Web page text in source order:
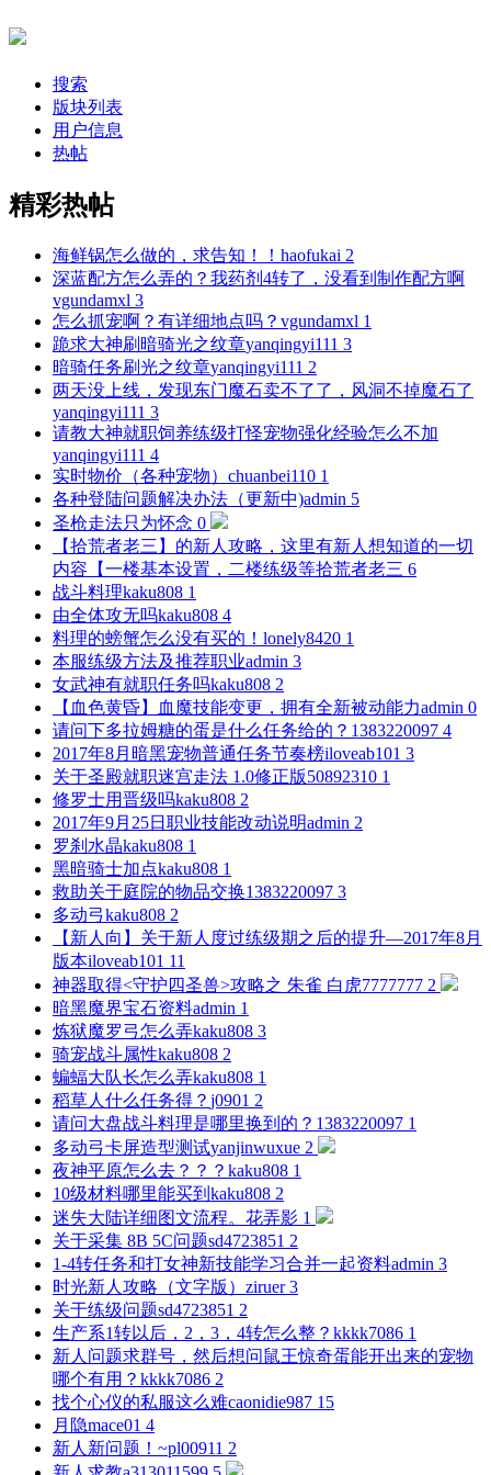
搜索
版块列表
用户信息
热帖
精彩热帖
海鲜锅怎么做的，求告知！！ haofukai 2
深蓝配方怎么弄的？我药剂4转了，没看到制作配方啊
vgundamxl 3
怎么抓宠啊？有详细地点吗？ vgundamxl 1
跪求大神刷暗骑光之纹章yanqingyi111 3
暗骑任务刷光之纹章yanqingyi111 2
两天没上线，发现东门魔石卖不了了，风洞不掉魔石了
yanqingyi111 3
请教大神就职饲养练级打怪宠物强化经验怎么不加
yanqingyi111 4
实时物价（各种宠物） chuanbei110 1
各种登陆问题解决办法（更新中)admin 5
圣枪走法只为怀念 0
【拾荒者老三】的新人攻略，这里有新人想知道的一切
内容【一楼基本设置，二楼练级等拾荒者老三 6
战斗料理kaku808 1
由全体攻无吗kaku808 4
料理的螃蟹怎么没有买的！ lonely8420 1
本服练级方法及推荐职业admin 3
女武神有就职任务吗kaku808 2
【血色黄昏】血魔技能变更，拥有全新被动能力admin 0
请问下多拉姆糖的蛋是什么任务给的？ 1383220097 4
2017年8月暗黑宠物普通任务节奏榜iloveab101 3
关于圣殿就职迷宫走法 1.0修正版50892310 1
修罗士用晋级吗kaku808 2
2017年9月25日职业技能改动说明admin 2
罗刹水晶kaku808 1
黑暗骑士加点kaku808 1
救助关于庭院的物品交换1383220097 3
多动弓kaku808 2
【新人向】关于新人度过练级期之后的提升—2017年8月
版本iloveab101 11
神器取得<守护四圣兽>攻略之 朱雀 白虎7777777 2
暗黑魔界宝石资料admin 1
炼狱魔罗弓怎么弄kaku808 3
骑宠战斗属性kaku808 2
蝙蝠大队长怎么弄kaku808 1
稻草人什么任务得？ j0901 2
请问大盘战斗料理是哪里换到的？ 1383220097 1
多动弓卡屏造型测试yanjinwuxue 2
夜神平原怎么去？？？ kaku808 1
10级材料哪里能买到 kaku808 2
迷失大陆详细图文流程。 花弄影 1
关于采集 8B 5C问题sd4723851 2
1-4转任务和打女神新技能学习合并一起资料admin 3
时光新人攻略（文字版） ziruer 3
关于练级问题sd4723851 2
生产系1转以后，2，3，4转怎么整？ kkkk7086 1
新人问题求群号，然后想问鼠王惊奇蛋能开出来的宠物
哪个有用？ kkkk7086 2
找个心仪的私服这么难caonidie987 15
月隐mace01 4
新人新问题！~pl00911 2